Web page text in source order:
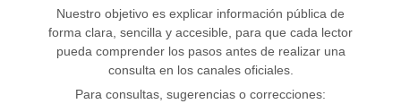
Nuestro objetivo es explicar información pública de
forma clara, sencilla y accesible, para que cada lector
pueda comprender los pasos antes de realizar una
consulta en los canales oficiales.
Para consultas, sugerencias o correcciones: